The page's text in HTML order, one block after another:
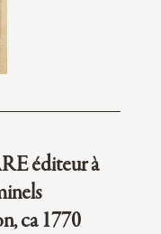
éditeur à
ca 1770